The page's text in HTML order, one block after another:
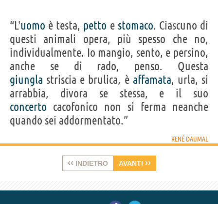
“L'uomo è testa, petto e stomaco. Ciascuno di
questi animali opera, più spesso che no,
individualmente. Io mangio, sento, e persino,
anche se di rado, penso. Questa
giungla striscia e brulica, è affamata, urla, si
arrabbia, divora se stessa, e il suo
concerto cacofonico non si ferma neanche
quando sei addormentato.”
RENÉ DAUMAL
‹‹ INDIETRO AVANTI ››